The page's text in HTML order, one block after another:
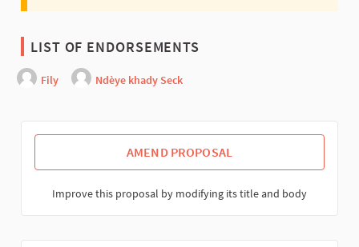
LIST OF ENDORSEMENTS
Fily Ndèye khady Seck
AMEND PROPOSAL
Improve this proposal by modifying its title and body